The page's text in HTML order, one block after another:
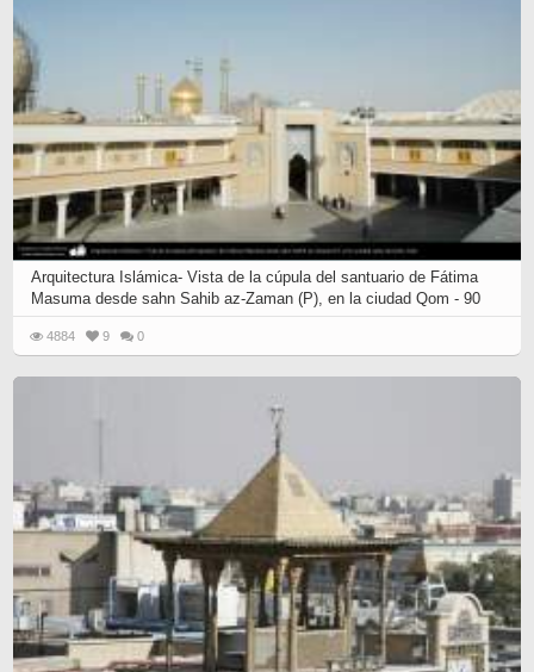
Arquitectura Islámica- Vista de la cúpula del santuario de Fátima
Masuma desde sahn Sahib az-Zaman (P), en la ciudad Qom - 90
4884 9 0